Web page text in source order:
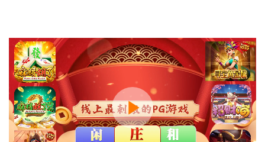
Play